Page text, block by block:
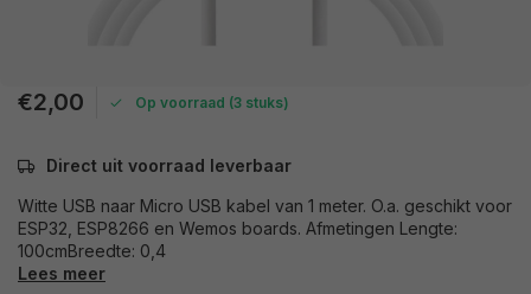
€2,00 Op voorraad (3 stuks)
Direct uit voorraad leverbaar
Witte USB naar Micro USB kabel van 1 meter. O.a. geschikt voor
ESP32, ESP8266 en Wemos boards. Afmetingen Lengte:
100cmBreedte: 0,4
Lees meer